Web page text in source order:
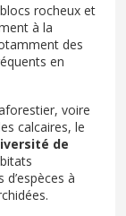
rocheux et
à la
des
en
voire
calcaires, le
de
à